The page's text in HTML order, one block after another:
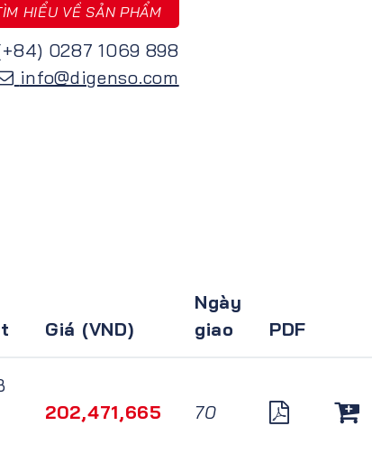
HIỂU VỀ SẢN PHẨM
0287 1069 898
info@digenso.com
Giá (VND)
Ngày
giao
PDF
202,471,665 70